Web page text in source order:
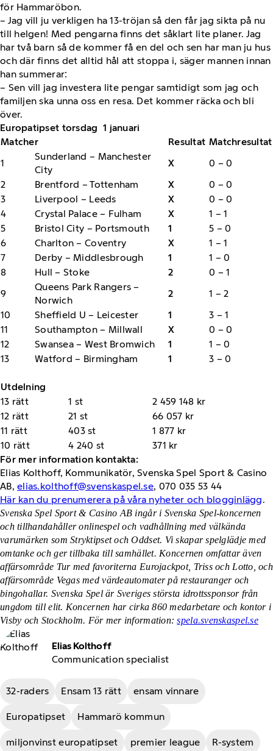
för Hammaröbon.
– Jag vill ju verkligen ha 13-tröjan så den får jag sikta på nu
till helgen! Med pengarna finns det såklart lite planer. Jag
har två barn så de kommer få en del och sen har man ju hus
och där finns det alltid hål att stoppa i, säger mannen innan
han summerar:
– Sen vill jag investera lite pengar samtidigt som jag och
familjen ska unna oss en resa. Det kommer räcka och bli
över.
Europatipset torsdag 1 januari
Matcher
Resultat Matchresultat
1
Sunderland – Manchester
City
X
0 – 0
2
Brentford – Tottenham X
0 – 0
3
Liverpool – Leeds X
0 – 0
4
Crystal Palace – Fulham X
1 – 1
5
Bristol City – Portsmouth 1
5 – 0
6
Charlton – Coventry X
1 – 1
7
Derby – Middlesbrough 1
1 – 0
8
Hull – Stoke 2
0 – 1
9
Queens Park Rangers –
Norwich
2
1 – 2
10
Sheffield U – Leicester 1
3 – 1
11
Southampton – Millwall X
0 – 0
12
Swansea – West Bromwich 1
1 – 0
13
Watford – Birmingham 1 3 – 0
Utdelning
13 rätt
1 st
2 459 148 kr
12 rätt
21 st
66 057 kr
11 rätt
403 st
1 877 kr
10 rätt
4 240 st
371 kr
För mer information kontakta:
Elias Kolthoff, Kommunikatör, Svenska Spel Sport & Casino
AB,elias.kolthoff@svenskaspel.se, 070 035 53 44
Här kan du prenumerera på våra nyheter och blogginlägg.
Svenska Spel Sport & Casino AB ingår i Svenska Spel-koncernen
och tillhandahåller onlinespel och vadhållning med välkända
varumärken som Stryktipset och Oddset. Vi skapar spelglädje med
omtanke och ger tillbaka till samhället. Koncernen omfattar även
affärsområde Tur med favoriterna Eurojackpot, Triss och Lotto, och
affärsområde Vegas med värdeautomater på restauranger och
bingohallar. Svenska Spel är Sveriges största idrottssponsor från
ungdom till elit. Koncernen har cirka 860 medarbetare och kontor i
Visby och Stockholm. För mer information:spela.svenskaspel.se
Communication specialist
Elias Kolthoff
32-raders Ensam 13 rätt ensam vinnare
Europatipset Hammarö kommun
miljonvinst europatipset premier league R-system